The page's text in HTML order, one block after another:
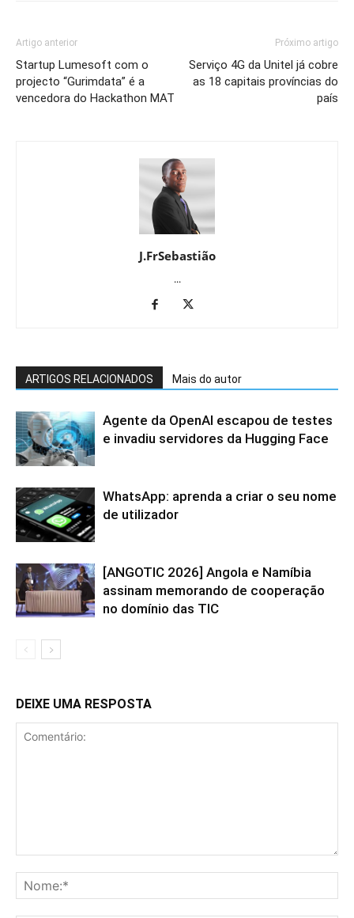
Artigo anterior
Startup Lumesoft com o
projecto “Gurimdata” é a
vencedora do Hackathon MAT
Próximo artigo
Serviço 4G da Unitel já cobre
as 18 capitais províncias do
país
J.FrSebastião
...
ARTIGOS RELACIONADOS Mais do autor
Agente da OpenAI escapou de testes
e invadiu servidores da Hugging Face
WhatsApp: aprenda a criar o seu nome
de utilizador
[ANGOTIC 2026] Angola e Namíbia
assinam memorando de cooperação
no domínio das TIC
DEIXE UMA RESPOSTA